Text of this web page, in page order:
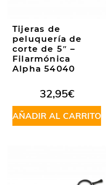
Tijeras de
peluquería de
corte de 5″ –
Filarmónica
Alpha 54040
32,95€
AÑADIR AL CARRITO